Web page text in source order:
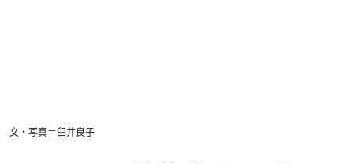
文・写真＝臼井良子